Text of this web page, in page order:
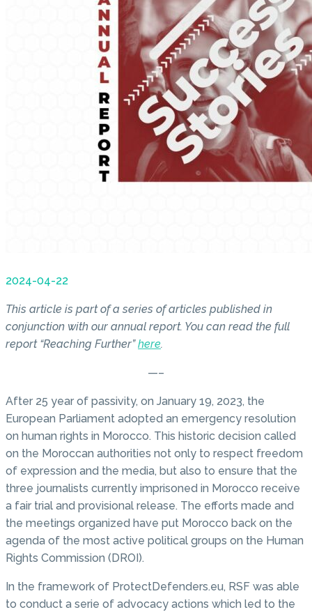
2024-04-22
This article is part of a series of articles published in
conjunction with our annual report. You can read the full
report “Reaching Further”here.
—–
After 25 year of passivity, on January 19, 2023, the
European Parliament adopted an emergency resolution
on human rights in Morocco. This historic decision called
on the Moroccan authorities not only to respect freedom
of expression and the media, but also to ensure that the
three journalists currently imprisoned in Morocco receive
a fair trial and provisional release. The efforts made and
the meetings organized have put Morocco back on the
agenda of the most active political groups on the Human
Rights Commission (DROI).
In the framework of ProtectDefenders.eu, RSF was able
to conduct a serie of advocacy actions which led to the